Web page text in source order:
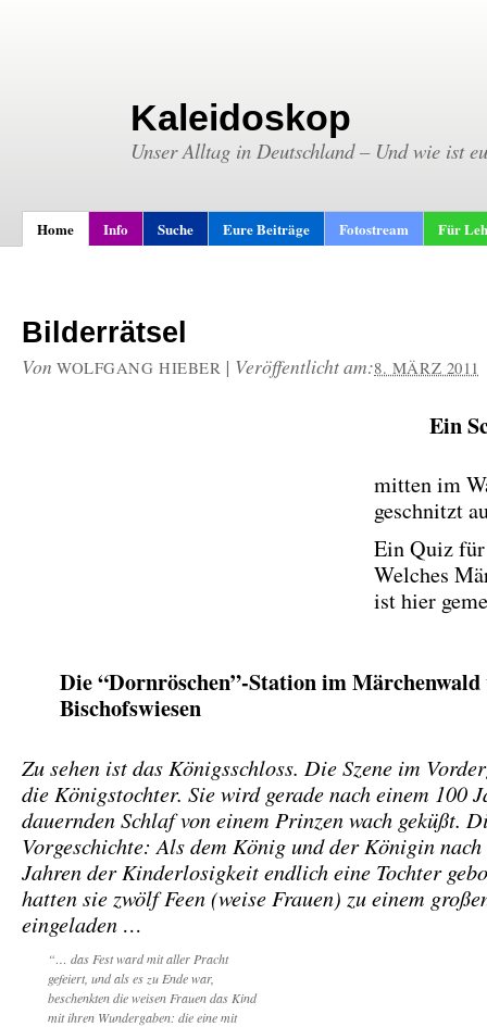
Kaleidoskop
Unser Alltag in Deutschland – Und wie ist
Home Info Suche Eure Beiträge Fotostream Für
Bilderrätsel
Von WOLFGANG HIEBER | Veröffentlicht am:8. MÄRZ 2011
Ein
mitten im
geschnitzt
Ein Quiz
Welches
ist hier
Die “Dornröschen”-Station im Märchenwald
Bischofswiesen
Zu sehen ist das Königsschloss. Die Szene im
die Königstochter. Sie wird gerade nach einem 100
dauernden Schlaf von einem Prinzen wach geküßt.
Vorgeschichte: Als dem König und der Königin
Jahren der Kinderlosigkeit endlich eine Tochter
hatten sie zwölf Feen (weise Frauen) zu einem
eingeladen …
“… das Fest ward mit aller Pracht
gefeiert, und als es zu Ende war,
beschenkten die weisen Frauen das Kind
mit ihren Wundergaben: die eine mit